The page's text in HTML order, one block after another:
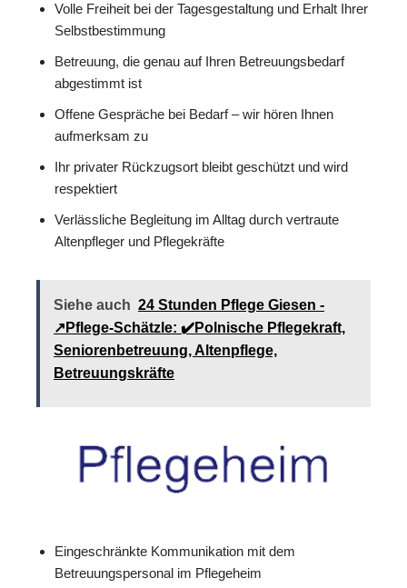
Volle Freiheit bei der Tagesgestaltung und Erhalt Ihrer
Selbstbestimmung
Betreuung, die genau auf Ihren Betreuungsbedarf
abgestimmt ist
Offene Gespräche bei Bedarf – wir hören Ihnen
aufmerksam zu
Ihr privater Rückzugsort bleibt geschützt und wird
respektiert
Verlässliche Begleitung im Alltag durch vertraute
Altenpfleger und Pflegekräfte
Siehe auch 24 Stunden Pflege Giesen -
↗️Pflege-Schätzle: ✔️Polnische Pflegekraft,
Seniorenbetreuung, Altenpflege,
Betreuungskräfte
Eingeschränkte Kommunikation mit dem
Betreuungspersonal im Pflegeheim